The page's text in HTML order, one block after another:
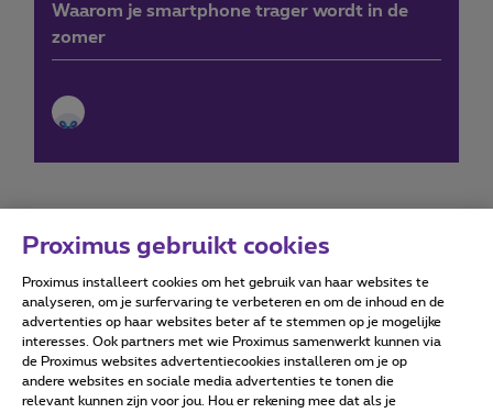
Waarom je smartphone trager wordt in de
zomer
Forumvoorwaarden Accessibility statement
Proximus gebruikt cookies
Proximus installeert cookies om het gebruik van haar websites te
analyseren, om je surfervaring te verbeteren en om de inhoud en de
advertenties op haar websites beter af te stemmen op je mogelijke
interesses. Ook partners met wie Proximus samenwerkt kunnen via
de Proximus websites advertentiecookies installeren om je op
andere websites en sociale media advertenties te tonen die
relevant kunnen zijn voor jou. Hou er rekening mee dat als je